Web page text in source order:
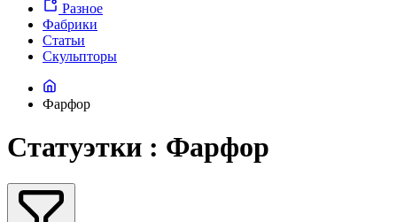
Разное
Фабрики
Статьи
Скульпторы
Фарфор
Статуэтки : Фарфор